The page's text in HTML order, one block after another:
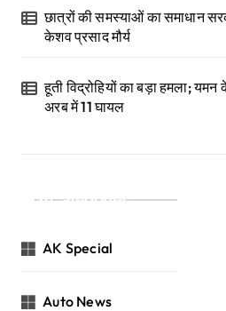
छात्रों की समस्याओं का समाधान
केशव प्रसाद मौर्य
हूती विद्रोहियों का बड़ा हमला;
अरब में 11 घायल
Categories
AK Special
Auto News